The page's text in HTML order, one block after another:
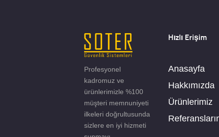
Profesyonel
kadromuz ve
ürünlerimizle %100
müşteri memnuniyeti
ilkeleri doğrultusunda
sizlere en iyi hizmeti
Hızlı Erişim
Anasayfa
Hakkımızda
Ürünlerimiz